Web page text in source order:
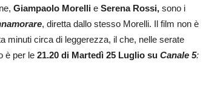
Giampaolo Morelli e Serena Rossi, sono i
, diretta dallo stesso Morelli. Il film non è
minuti circa di leggerezza, il che, nelle serate
è per le 21.20 di Martedì 25 Luglio su Canale 5: